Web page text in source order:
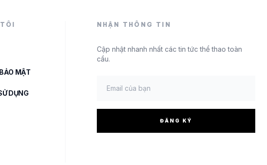
MẬT
DỤNG
NHẬN THÔNG TIN
Cập nhật nhanh nhất các tin tức thể thao toàn
cầu.
ĐĂNG KÝ